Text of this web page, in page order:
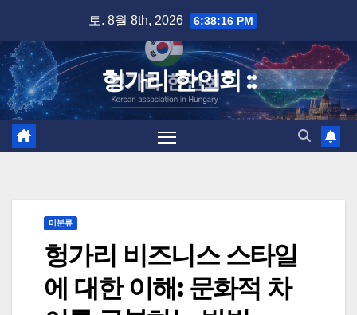
content
토. 8월 8th, 2026 6:38:16 PM
헝가리 한인회 ::
미분류
헝가리 비즈니스 스타일
에 대한 이해: 문화적 차